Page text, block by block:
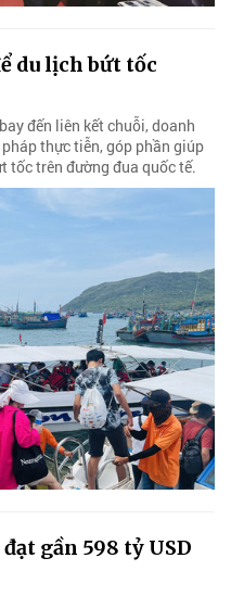
du lịch bứt tốc
đến liên kết chuỗi, doanh
thực tiễn, góp phần giúp
tốc trên đường đua quốc tế.
gần 598 tỷ USD